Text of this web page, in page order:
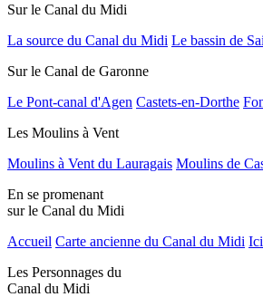
Sur le Canal du Midi
La source du Canal du Midi Le bassin de
Sur le Canal de Garonne
Le Pont-canal d'Agen Castets-en-Dorthe
Les Moulins à Vent
Moulins à Vent du Lauragais Moulins de
En se promenant
sur le Canal du Midi
Accueil Carte ancienne du Canal du Midi
Les Personnages du
Canal du Midi